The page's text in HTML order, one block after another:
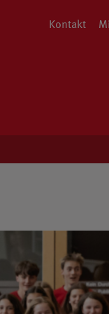
Kontakt